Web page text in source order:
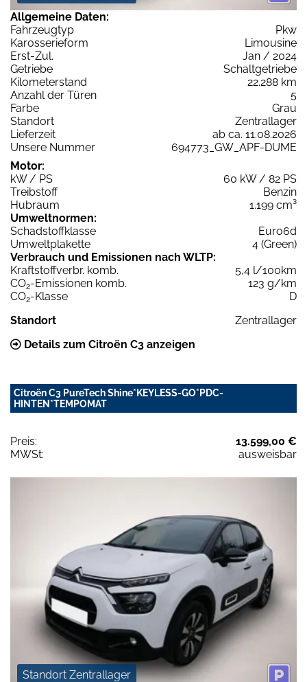
Allgemeine Daten:
Fahrzeugtyp
Pkw
Karosserieform
Limousine
Erst-Zul.
Jan / 2024
Getriebe
Schaltgetriebe
Kilometerstand
22.288 km
Anzahl der Türen
5
Farbe
Grau
Standort
Zentrallager
Lieferzeit
ab ca. 11.08.2026
Unsere Nummer
694773_GW_APF-DUME
Motor:
kW / PS
60 kW / 82 PS
Treibstoff
Benzin
Hubraum
1.199 cm³
Umweltnormen:
Schadstoffklasse
Euro6d
Umweltplakette
4 (Green)
Verbrauch und Emissionen nach WLTP:
Kraftstoffverbr. komb.
5,4 l/100km
CO2-Emissionen komb.
123 g/km
CO2-Klasse
D
Standort
Zentrallager
Details zum Citroën C3 anzeigen
Citroën C3 PureTech Shine*KEYLESS-GO*PDC-
HINTEN*TEMPOMAT
Preis:
13.599,00 €
MWSt:
ausweisbar
Standort Zentrallager